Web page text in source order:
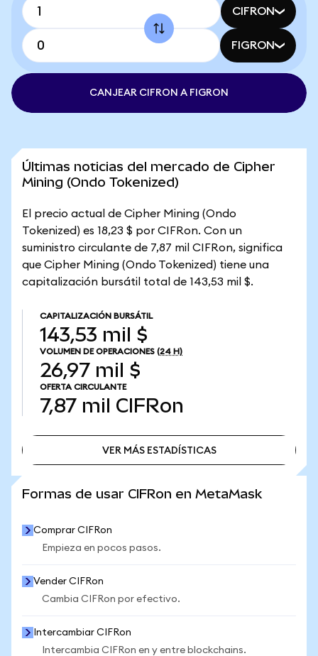
CIFRON
FIGRON
CANJEAR CIFRON A FIGRON
Últimas noticias del mercado de Cipher
Mining (Ondo Tokenized)
El precio actual de Cipher Mining (Ondo
Tokenized) es 18,23 $ por CIFRon. Con un
suministro circulante de 7,87 mil CIFRon, significa
que Cipher Mining (Ondo Tokenized) tiene una
capitalización bursátil total de 143,53 mil $.
CAPITALIZACIÓN BURSÁTIL
143,53 mil $
VOLUMEN DE OPERACIONES (24 H)
26,97 mil $
OFERTA CIRCULANTE
7,87 mil CIFRon
VER MÁS ESTADÍSTICAS
Formas de usar CIFRon en MetaMask
Comprar CIFRon
Empieza en pocos pasos.
Vender CIFRon
Cambia CIFRon por efectivo.
Intercambiar CIFRon
Intercambia CIFRon en y entre blockchains.